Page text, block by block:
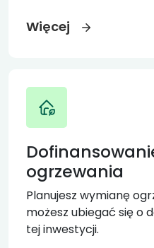
Więcej
ogrzewania
Planujesz wymianę
możesz ubiegać się o
tej inwestycji.